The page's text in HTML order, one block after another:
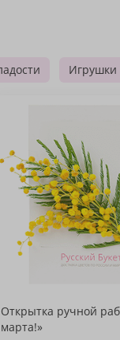
Игрушки
Открытка ручной
марта!»